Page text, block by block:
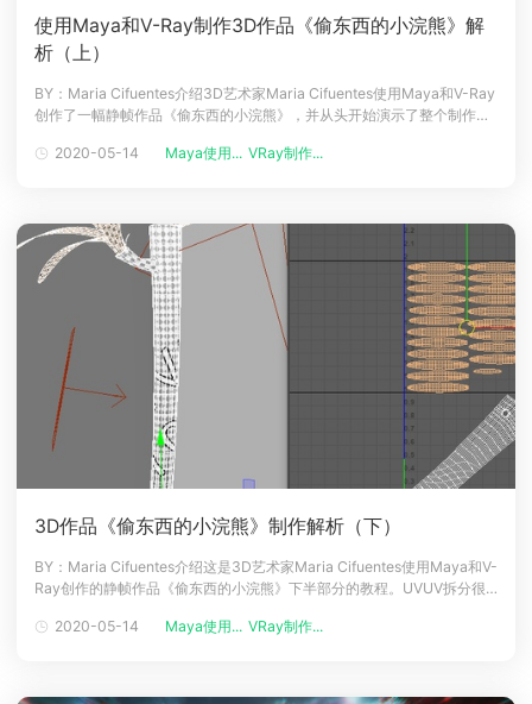
使用Maya和V-Ray制作3D作品《偷东西的小浣熊》解
析（上）
BY：Maria Cifuentes介绍3D艺术家Maria Cifuentes使用Maya和V-Ray
创作了一幅静帧作品《偷东西的小浣熊》，并从头开始演示了整个制作过
Renderbus支持Maya云渲染）。收集参考在开始制作之前需要先决定要
2020-05-14 Maya使用... VRay制作...
3D作品《偷东西的小浣熊》制作解析（下）
BY：Maria Cifuentes介绍这是3D艺术家Maria Cifuentes使用Maya和V-
Ray创作的静帧作品《偷东西的小浣熊》下半部分的教程。UVUV拆分很
具整理所有的UV。并且这些工具可以按颜色区分UV面，能更清楚地看到
2020-05-14 Maya使用... VRay制作...